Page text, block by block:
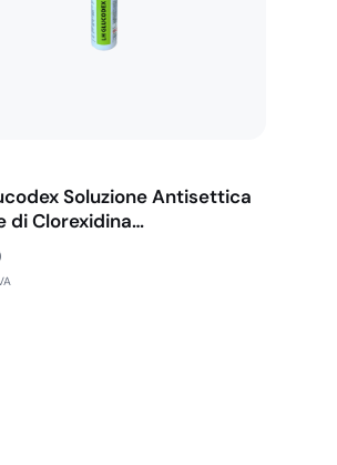
Soluzione Antisettica
di Clorexidina…